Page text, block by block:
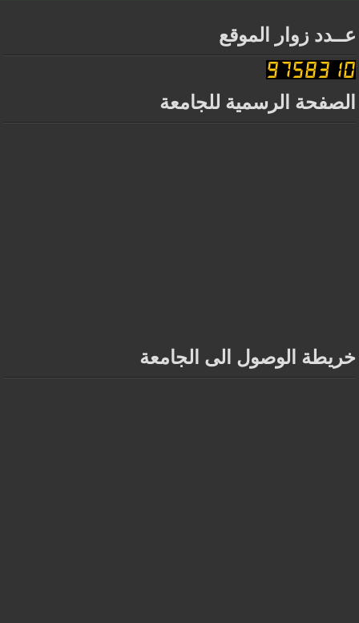
عــدد زوار الموقع
الصفحة الرسمية للجامعة
خريطة الوصول الى الجامعة